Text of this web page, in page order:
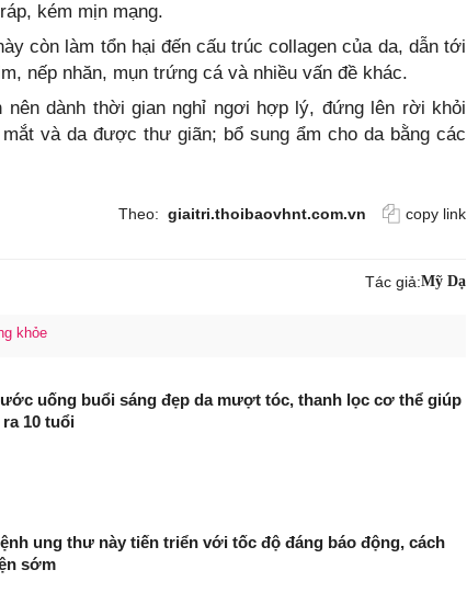
kém mịn mạng.
còn làm tổn hại đến cấu trúc collagen của da, dẫn tới
nếp nhăn, mụn trứng cá và nhiều vấn đề khác.
nên dành thời gian nghỉ ngơi hợp lý, đứng lên rời khỏi
và da được thư giãn; bổ sung ẩm cho da bằng các
Theo: giaitri.thoibaovhnt.com.vn copy link
Tác giả:Mỹ Dạ
khỏe
uống buổi sáng đẹp da mượt tóc, thanh lọc cơ thể giúp
10 tuổi
ung thư này tiến triển với tốc độ đáng báo động, cách
sớm